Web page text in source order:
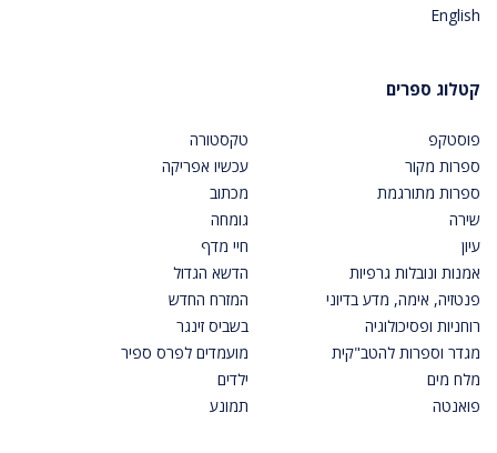
English
קטלוג ספרים
פוסטקפ
ספרות מקור
ספרות מתורגמת
שירה
עיון
אמנות ונובלות גרפיות
פנטזיה, אימה, מדע בדיוני
רוחניות ופסיכולוגיה
מגדר וספרות להטב"קית
מלח מים
פואנטה
טקסטורה
עכשיו אפריקה
מכתוב
גומחה
חיי מדף
הדשא הגדול
המזרח החדש
בשביס זינגר
מועמדים לפרס ספיר
ילדים
תמונע